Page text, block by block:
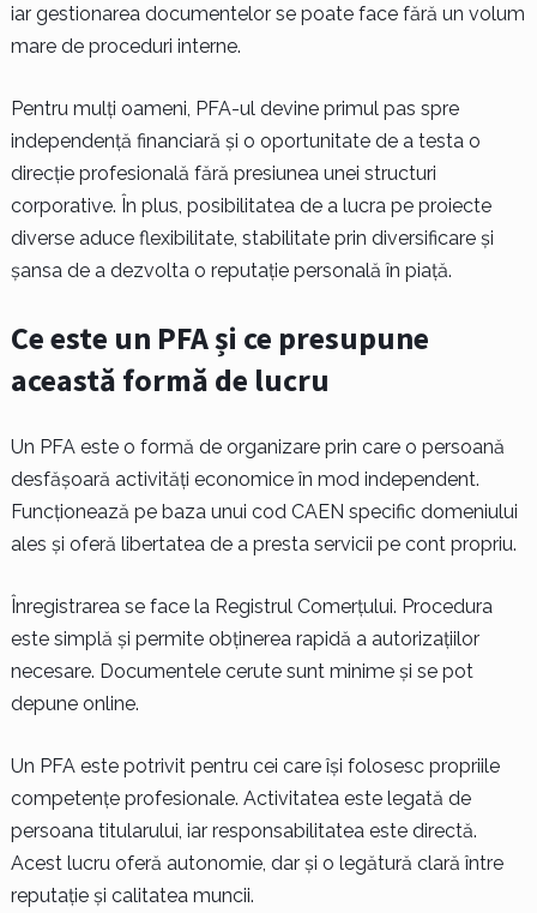
iar gestionarea documentelor se poate face fără un volum
mare de proceduri interne.
Pentru mulți oameni, PFA-ul devine primul pas spre
independență financiară și o oportunitate de a testa o
direcție profesională fără presiunea unei structuri
corporative. În plus, posibilitatea de a lucra pe proiecte
diverse aduce flexibilitate, stabilitate prin diversificare și
șansa de a dezvolta o reputație personală în piață.
Ce este un PFA și ce presupune
această formă de lucru
Un PFA este o formă de organizare prin care o persoană
desfășoară activități economice în mod independent.
Funcționează pe baza unui cod CAEN specific domeniului
ales și oferă libertatea de a presta servicii pe cont propriu.
Înregistrarea se face la Registrul Comerțului. Procedura
este simplă și permite obținerea rapidă a autorizațiilor
necesare. Documentele cerute sunt minime și se pot
depune online.
Un PFA este potrivit pentru cei care își folosesc propriile
competențe profesionale. Activitatea este legată de
persoana titularului, iar responsabilitatea este directă.
Acest lucru oferă autonomie, dar și o legătură clară între
reputație și calitatea muncii.